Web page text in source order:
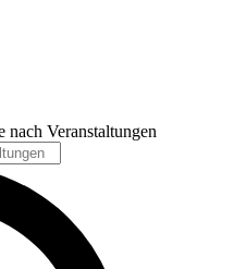
nach Veranstaltungen